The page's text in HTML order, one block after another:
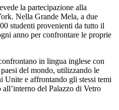
la partecipazione alla
Nella Grande Mela, a due
studenti provenienti da tutto il
anno per confrontare le proprie
in lingua inglese con
del mondo, utilizzando le
Unite e affrontando gli stessi temi
del Palazzo di Vetro